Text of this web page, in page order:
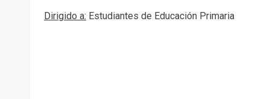
Dirigido a: Estudiantes de Educación Primaria